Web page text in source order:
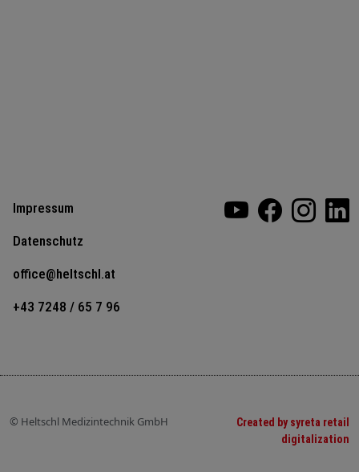
Impressum
Datenschutz
office@heltschl.at
+43 7248 / 65 7 96
© Heltschl Medizintechnik GmbH
Created by syreta retail
digitalization